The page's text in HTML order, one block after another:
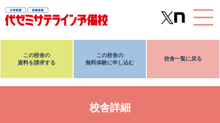
この校舎の
資料を請求する
この校舎の
無料体験に申し込む
校舎一覧に戻る
校舎詳細